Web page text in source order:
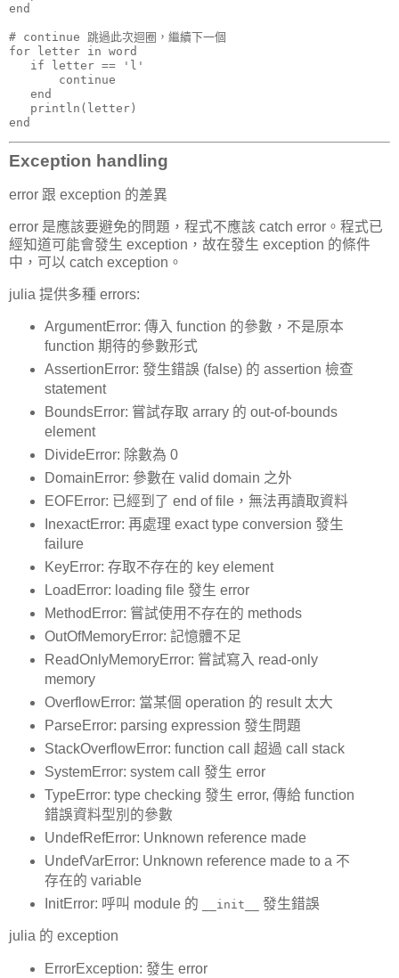
end
# continue 跳過此次迴圈，繼續下一個
for letter in word
   if letter == 'l'
       continue
   end
   println(letter)
end
Exception handling
error 跟 exception 的差異
error 是應該要避免的問題，程式不應該 catch error。程式已
經知道可能會發生 exception，故在發生 exception 的條件
中，可以 catch exception。
julia 提供多種 errors:
ArgumentError: 傳入 function 的參數，不是原本
function 期待的參數形式
AssertionError: 發生錯誤 (false) 的 assertion 檢查
statement
BoundsError: 嘗試存取 arrary 的 out-of-bounds
element
DivideError: 除數為 0
DomainError: 參數在 valid domain 之外
EOFError: 已經到了 end of file，無法再讀取資料
InexactError: 再處理 exact type conversion 發生
failure
KeyError: 存取不存在的 key element
LoadError: loading file 發生 error
MethodError: 嘗試使用不存在的 methods
OutOfMemoryError: 記憶體不足
ReadOnlyMemoryError: 嘗試寫入 read-only
memory
OverflowError: 當某個 operation 的 result 太大
ParseError: parsing expression 發生問題
StackOverflowError: function call 超過 call stack
SystemError: system call 發生 error
TypeError: type checking 發生 error, 傳給 function
錯誤資料型別的參數
UndefRefError: Unknown reference made
UndefVarError: Unknown reference made to a 不
存在的 variable
InitError: 呼叫 module 的
__init__ 發生錯誤
julia 的 exception
ErrorException: 發生 error